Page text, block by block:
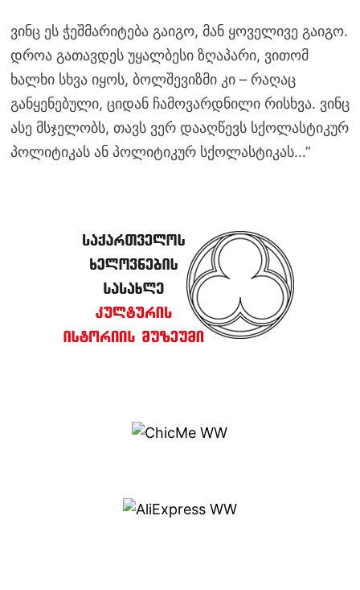
ვინც ეს ჭეშმარიტება გაიგო, მან ყოველივე გაიგო.
დროა გათავდეს უყალბესი ზღაპარი, ვითომ
ხალხი სხვა იყოს, ბოლშევიზმი კი – რაღაც
განყენებული, ციდან ჩამოვარდნილი რისხვა. ვინც
ასე მსჯელობს, თავს ვერ დააღწევს სქოლასტიკურ
პოლიტიკას ან პოლიტიკურ სქოლასტიკას…”